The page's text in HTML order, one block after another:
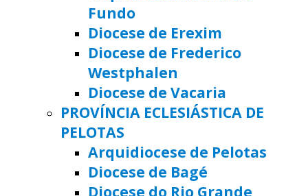
Fundo
Diocese de Erexim
Diocese de Frederico
Westphalen
Diocese de Vacaria
PROVÍNCIA ECLESIÁSTICA DE
PELOTAS
Arquidiocese de Pelotas
Diocese de Bagé
Diocese do Rio Grande